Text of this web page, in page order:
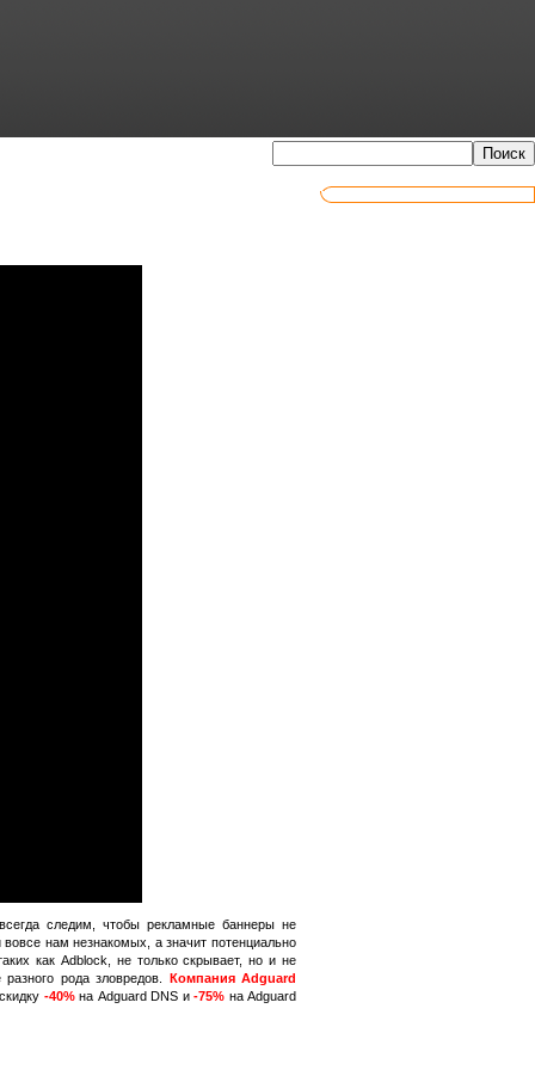
следим, чтобы рекламные баннеры не
нам незнакомых, а значит потенциально
как Adblock, не только скрывает, но и не
рода зловредов. Компания Adguard
-40%на Adguard DNS и-75% на Adguard